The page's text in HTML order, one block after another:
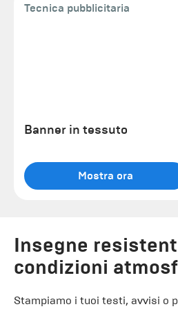
Tecnica pubblicitaria
Banner in tessuto
Mostra ora
Insegne
condizioni
Stampiamo i tuoi testi, avvisi o